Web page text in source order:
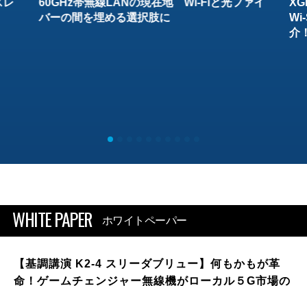
バーの間を埋める選択肢に
介
WHITE PAPER ホワイトペーパー
【基調講演 K2-4 スリーダブリュー】何もかもが革
命！ゲームチェンジャー無線機がローカル５G市場の